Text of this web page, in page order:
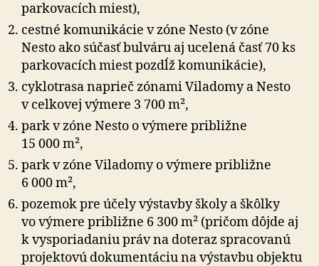
parkovacích miest),
cestné komunikácie v zóne Nesto (v zóne
Nesto ako súčasť bulváru aj ucelená časť 70 ks
parkovacích miest pozdĺž komunikácie),
cyklotrasa naprieč zónami Viladomy a Nesto
v celkovej výmere 3 700 m²,
park v zóne Nesto o výmere približne
15 000 m²,
park v zóne Viladomy o výmere približne
6 000 m²,
pozemok pre účely výstavby školy a škôlky
vo výmere približne 6 300 m² (pričom dôjde aj
k vysporiadaniu práv na doteraz spracovanú
projektovú dokumentáciu na výstavbu objektu